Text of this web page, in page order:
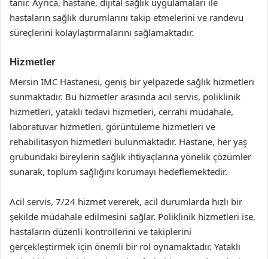
tanır. Ayrıca, hastane, dijital sağlık uygulamaları ile
hastaların sağlık durumlarını takip etmelerini ve randevu
süreçlerini kolaylaştırmalarını sağlamaktadır.
Hizmetler
Mersin IMC Hastanesi, geniş bir yelpazede sağlık hizmetleri
sunmaktadır. Bu hizmetler arasında acil servis, poliklinik
hizmetleri, yataklı tedavi hizmetleri, cerrahi müdahale,
laboratuvar hizmetleri, görüntüleme hizmetleri ve
rehabilitasyon hizmetleri bulunmaktadır. Hastane, her yaş
grubundaki bireylerin sağlık ihtiyaçlarına yönelik çözümler
sunarak, toplum sağlığını korumayı hedeflemektedir.
Acil servis, 7/24 hizmet vererek, acil durumlarda hızlı bir
şekilde müdahale edilmesini sağlar. Poliklinik hizmetleri ise,
hastaların düzenli kontrollerini ve takiplerini
gerçekleştirmek için önemli bir rol oynamaktadır. Yataklı